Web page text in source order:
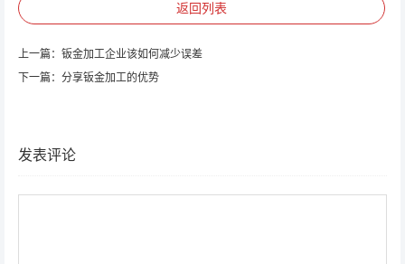
返回列表
上一篇： 钣金加工企业该如何减少误差
下一篇： 分享钣金加工的优势
发表评论